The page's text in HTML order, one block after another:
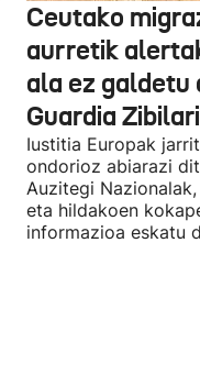
Ceutako
aurretik
ala ez galdetu
Guardia Zibilari
Iustitia Europak
ondorioz abiarazi
Auzitegi
eta hildakoen
informazioa eskatu